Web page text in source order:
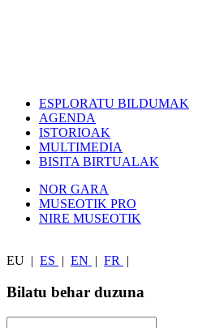
ESPLORATU BILDUMAK
AGENDA
ISTORIOAK
MULTIMEDIA
BISITA BIRTUALAK
NOR GARA
MUSEOTIK PRO
NIRE MUSEOTIK
EU ES EN FR
Bilatu behar duzuna